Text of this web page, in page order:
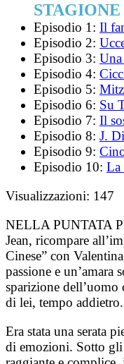
STAGIONE
Episodio 1: Il
Episodio 2:
Episodio 3: Una
Episodio 4:
Episodio 5:
Episodio 6: Su
Episodio 7: Il
Episodio 8: J.
Episodio 9:
Episodio 10: La
Visualizzazioni: 147
NELLA PUNTATA
Jean, ricompare
Cinese” con
passione e un’amara
sparizione dell’uomo
di lei, tempo addietro.
Era stata una serata
di emozioni. Sotto